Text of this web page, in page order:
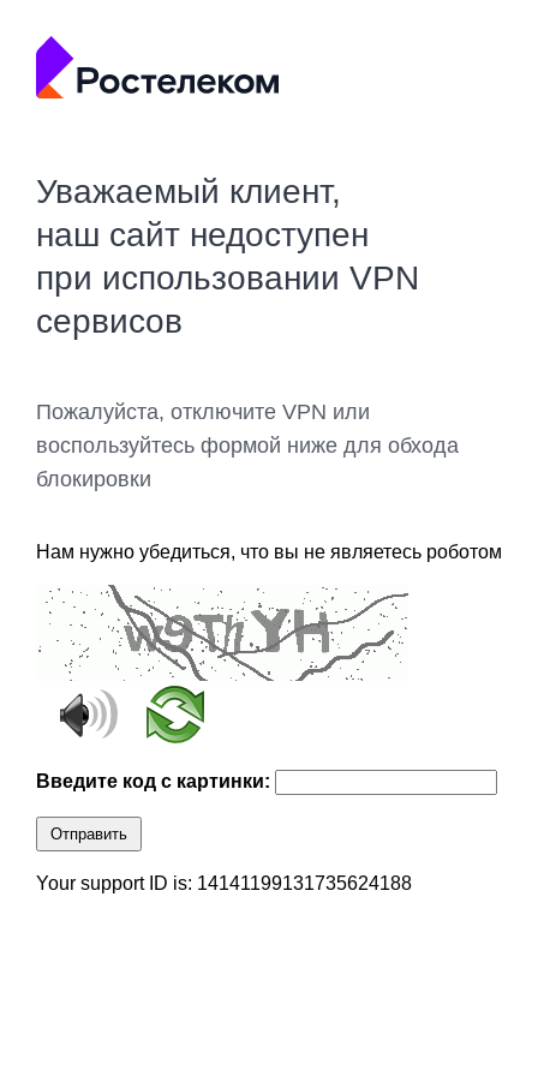
Уважаемый клиент,
наш сайт недоступен
при использовании VPN
сервисов
Пожалуйста, отключите VPN или
воспользуйтесь формой ниже для обхода
блокировки
Нам нужно убедиться, что вы не являетесь роботом
Введите код с картинки:
Отправить
Your support ID is: 14141199131735624188